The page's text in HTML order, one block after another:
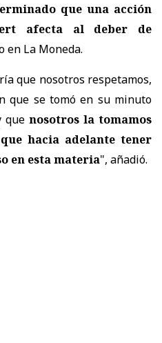
que una acción
afecta al deber de
en La Moneda.
que nosotros respetamos,
que se tomó en su minuto
quenosotros la tomamos
hacia adelante tener
en esta materia", añadió.